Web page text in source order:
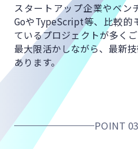
スタートアップ企業やベン
GoやTypeScript等、比較的
ているプロジェクトが多くご
最大限活かしながら、 最新
あります。
POINT 03